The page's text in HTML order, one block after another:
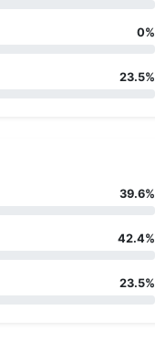
0%
23.5%
39.6%
42.4%
23.5%